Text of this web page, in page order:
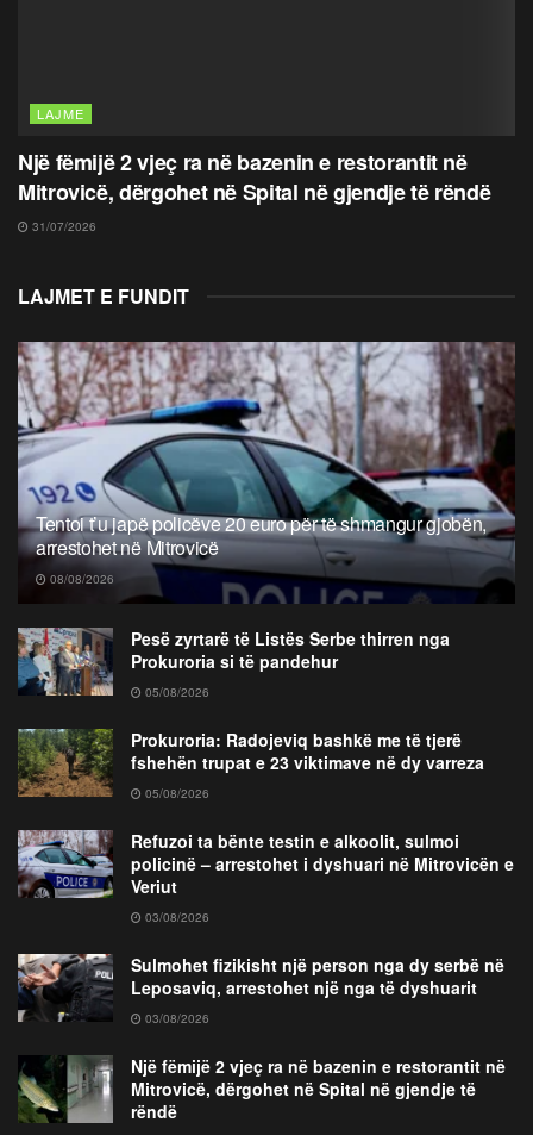
LAJME
Një fëmijë 2 vjeç ra në bazenin e restorantit në
Mitrovicë, dërgohet në Spital në gjendje të rëndë
31/07/2026
LAJMET E FUNDIT
Tentoi t’u japë policëve 20 euro për të shmangur gjobën,
arrestohet në Mitrovicë
08/08/2026
Pesë zyrtarë të Listës Serbe thirren nga
Prokuroria si të pandehur
05/08/2026
Prokuroria: Radojeviq bashkë me të tjerë
fshehën trupat e 23 viktimave në dy varreza
05/08/2026
Refuzoi ta bënte testin e alkoolit, sulmoi
policinë – arrestohet i dyshuari në Mitrovicën e
Veriut
03/08/2026
Sulmohet fizikisht një person nga dy serbë në
Leposaviq, arrestohet një nga të dyshuarit
03/08/2026
Një fëmijë 2 vjeç ra në bazenin e restorantit në
Mitrovicë, dërgohet në Spital në gjendje të
rëndë